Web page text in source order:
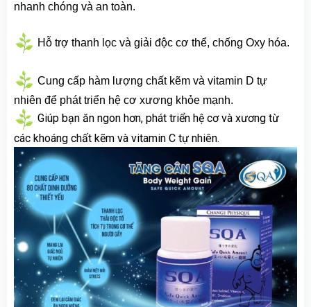
nhanh chóng và an toàn.
Hỗ trợ thanh lọc và giải độc cơ thể, chống Oxy hóa.
Cung cấp hàm lượng chất kẽm và vitamin D tự
nhiên để phát triển hệ cơ xương khỏe mạnh.
Giúp bạn ăn ngon hơn, phát triển hệ cơ và xương từ
các khoáng chất kẽm và vitamin C tự nhiên.